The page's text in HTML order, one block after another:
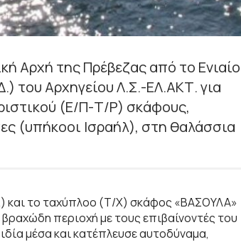
Αρχή της Πρέβεζας από το Ενιαίο
του Αρχηγείου Λ.Σ.-ΕΛ.ΑΚΤ. για
(Ε/Π-Τ/Ρ) σκάφους,
(υπήκοοι Ισραήλ), στη θαλάσσια
και το ταχύπλοο (Τ/Χ) σκάφος «ΒΑΣΟΥΛΑ»
περιοχή με τους επιβαίνοντές του
μέσα και κατέπλευσε αυτοδύναμα,